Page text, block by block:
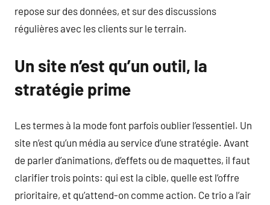
repose sur des données, et sur des discussions
régulières avec les clients sur le terrain.
Un site n’est qu’un outil, la
stratégie prime
Les termes à la mode font parfois oublier l’essentiel. Un
site n’est qu’un média au service d’une stratégie. Avant
de parler d’animations, d’effets ou de maquettes, il faut
clarifier trois points: qui est la cible, quelle est l’offre
prioritaire, et qu’attend-on comme action. Ce trio a l’air